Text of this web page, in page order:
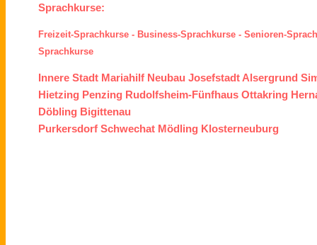
Sprachkurse:
Freizeit-Sprachkurse - Business-Sprachkurse -Senioren-
Sprachkurse
Innere Stadt Mariahilf Neubau Josefstadt Alsergrund
Hietzing Penzing Rudolfsheim-Fünfhaus Ottakring
Döbling Bigittenau
Purkersdorf Schwechat Mödling Klosterneuburg